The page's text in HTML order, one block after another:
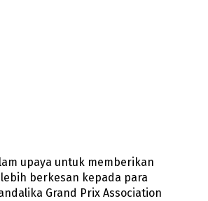
upaya untuk memberikan
berkesan kepada para
Grand Prix Association